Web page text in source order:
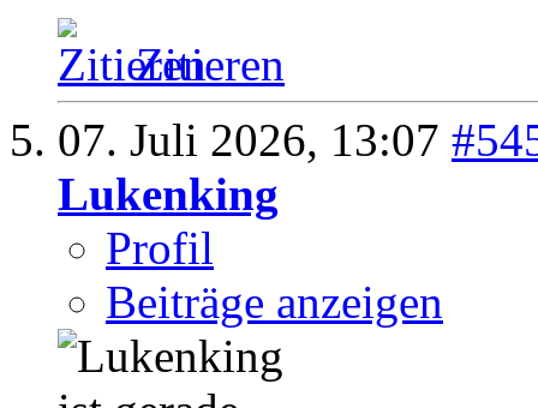
Zitieren
07. Juli 2026, 13:07
Lukenking
Profil
Beiträge anzeigen